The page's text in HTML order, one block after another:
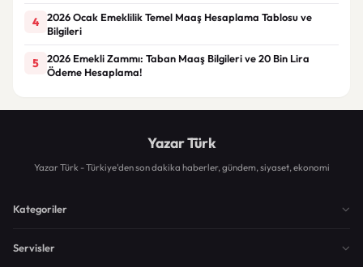
4
2026 Ocak Emeklilik Temel Maaş Hesaplama Tablosu ve
Bilgileri
5
2026 Emekli Zammı: Taban Maaş Bilgileri ve 20 Bin Lira
Ödeme Hesaplama!
Yazar Türk
Yazar Türk - Türkiye'den son dakika haberler, gündem, siyaset, ekonomi
Kategoriler
Servisler